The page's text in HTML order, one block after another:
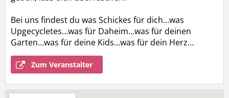
Bei uns findest du was Schickes für dich…was
Upgecycletes…was für Daheim…was für deinen
Garten…was für deine Kids…was für dein Herz…
Zum Veranstalter